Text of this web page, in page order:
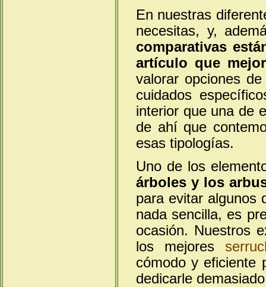
En nuestras
necesitas, y,
comparativas
artículo que
valorar opciones
cuidados
interior que una de
de ahí que
esas tipologías.
Uno de los
árboles y los
para evitar algunos
nada sencilla, es
ocasión. Nuestros
los mejores
cómodo y eficiente
dedicarle